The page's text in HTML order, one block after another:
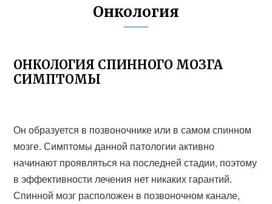
Онкология
ОНКОЛОГИЯ СПИННОГО МОЗГА
СИМПТОМЫ
Он образуется в позвоночнике или в самом спинном
мозге. Симптомы данной патологии активно
начинают проявляться на последней стадии, поэтому
в эффективности лечения нет никаких гарантий.
Спинной мозг расположен в позвоночном канале,